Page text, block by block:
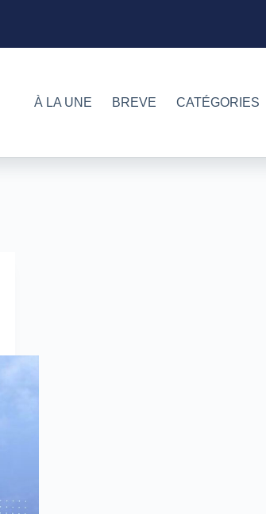
À LA UNE BREVE CATÉGORIES